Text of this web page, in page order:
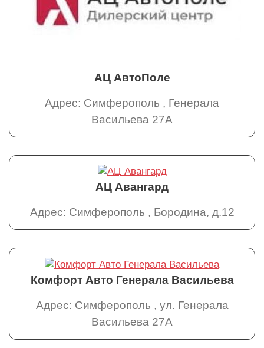
АЦ АвтоПоле
Адрес: Симферополь , Генерала
Васильева 27А
АЦ Авангард
Адрес: Симферополь , Бородина, д.12
Комфорт Авто Генерала Васильева
Адрес: Симферополь , ул. Генерала
Васильева 27А